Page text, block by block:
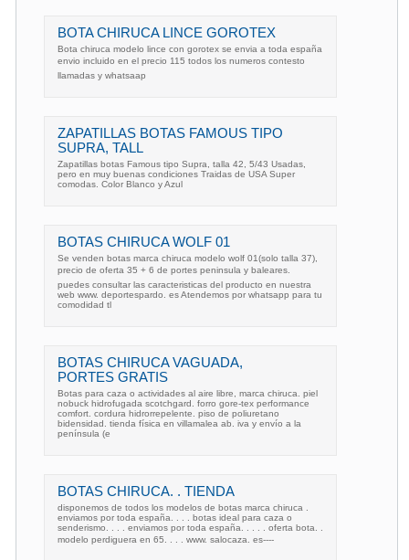
BOTA CHIRUCA LINCE GOROTEX
Bota chiruca modelo lince con gorotex se envia a toda españa
envio incluido en el precio 115 todos los numeros contesto
llamadas y whatsaap
ZAPATILLAS BOTAS FAMOUS TIPO
SUPRA, TALL
Zapatillas botas Famous tipo Supra, talla 42, 5/43 Usadas,
pero en muy buenas condiciones Traidas de USA Super
comodas. Color Blanco y Azul
BOTAS CHIRUCA WOLF 01
Se venden botas marca chiruca modelo wolf 01(solo talla 37),
precio de oferta 35 + 6 de portes peninsula y baleares.
puedes consultar las caracteristicas del producto en nuestra
web www. deportespardo. es Atendemos por whatsapp para tu
comodidad tl
BOTAS CHIRUCA VAGUADA,
PORTES GRATIS
Botas para caza o actividades al aire libre, marca chiruca. piel
nobuck hidrofugada scotchgard. forro gore-tex performance
comfort. cordura hidrorrepelente. piso de poliuretano
bidensidad. tienda física en villamalea ab. iva y envío a la
península (e
BOTAS CHIRUCA. . TIENDA
disponemos de todos los modelos de botas marca chiruca .
enviamos por toda españa. . . . botas ideal para caza o
senderismo. . . . enviamos por toda españa. . . . . oferta bota. .
modelo perdiguera en 65. . . . www. salocaza. es----